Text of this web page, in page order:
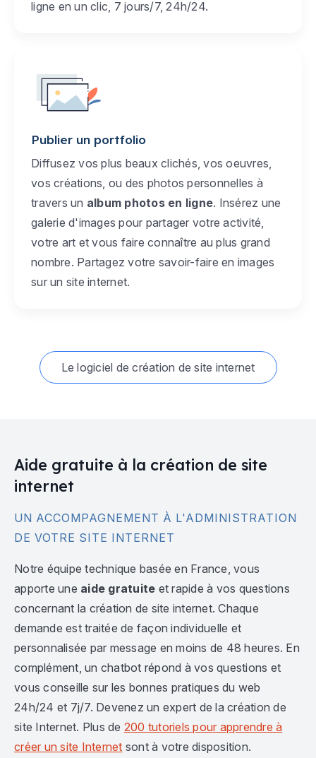
ligne en un clic, 7 jours/7, 24h/24.
Publier un portfolio
Diffusez vos plus beaux clichés, vos oeuvres,
vos créations, ou des photos personnelles à
travers un album photos en ligne. Insérez une
galerie d'images pour partager votre activité,
votre art et vous faire connaître au plus grand
nombre. Partagez votre savoir-faire en images
sur un site internet.
Le logiciel de création de site internet
Aide gratuite à la création de site
internet
UN ACCOMPAGNEMENT À L'ADMINISTRATION
DE VOTRE SITE INTERNET
Notre équipe technique basée en France, vous
apporte une aide gratuite et rapide à vos questions
concernant la création de site internet. Chaque
demande est traitée de façon individuelle et
personnalisée par message en moins de 48 heures. En
complément, un chatbot répond à vos questions et
vous conseille sur les bonnes pratiques du web
24h/24 et 7j/7. Devenez un expert de la création de
site Internet. Plus de 200 tutoriels pour apprendre à
créer un site Internet sont à votre disposition.